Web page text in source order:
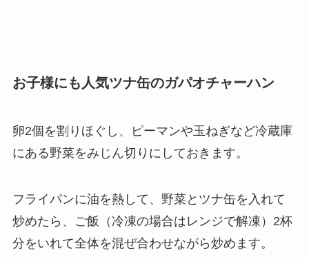
お子様にも人気ツナ缶のガパオチャーハン
卵2個を割りほぐし、ピーマンや玉ねぎなど冷蔵庫
にある野菜をみじん切りにしておきます。
フライパンに油を熱して、野菜とツナ缶を入れて
炒めたら、ご飯（冷凍の場合はレンジで解凍）2杯
分をいれて全体を混ぜ合わせながら炒めます。